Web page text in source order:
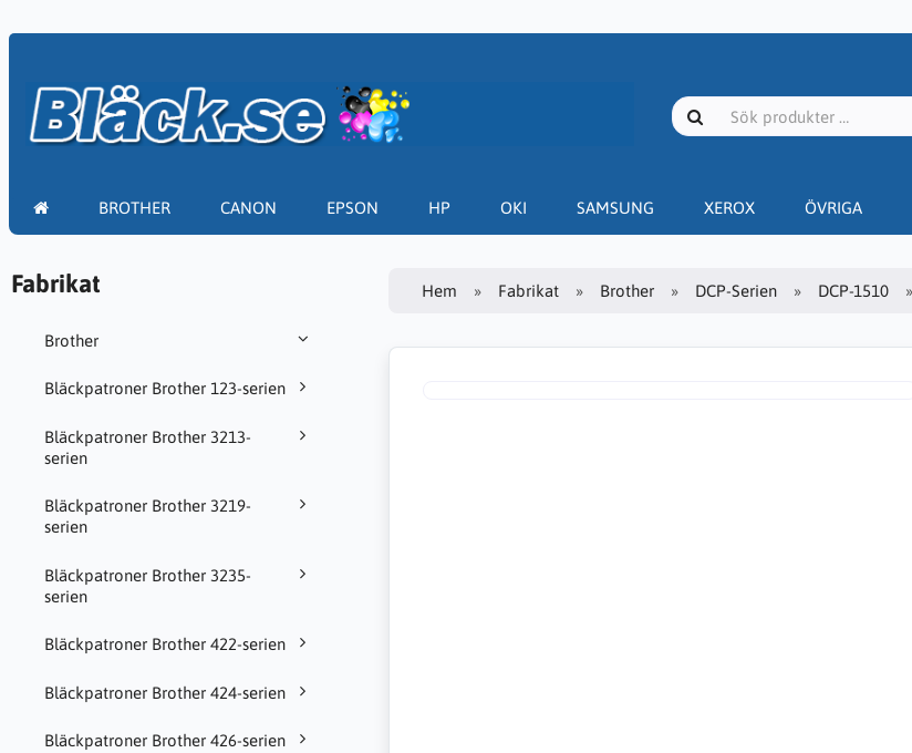
BROTHER CANON EPSON HP OKI SAMSUNG XEROX ÖVRIGA
Fabrikat
Brother
Bläckpatroner Brother 123-serien
Bläckpatroner Brother 3213-
serien
Bläckpatroner Brother 3219-
serien
Bläckpatroner Brother 3235-
serien
Bläckpatroner Brother 422-serien
Bläckpatroner Brother 424-serien
Bläckpatroner Brother 426-serien
Hem Fabrikat Brother DCP-Serien DCP-1510